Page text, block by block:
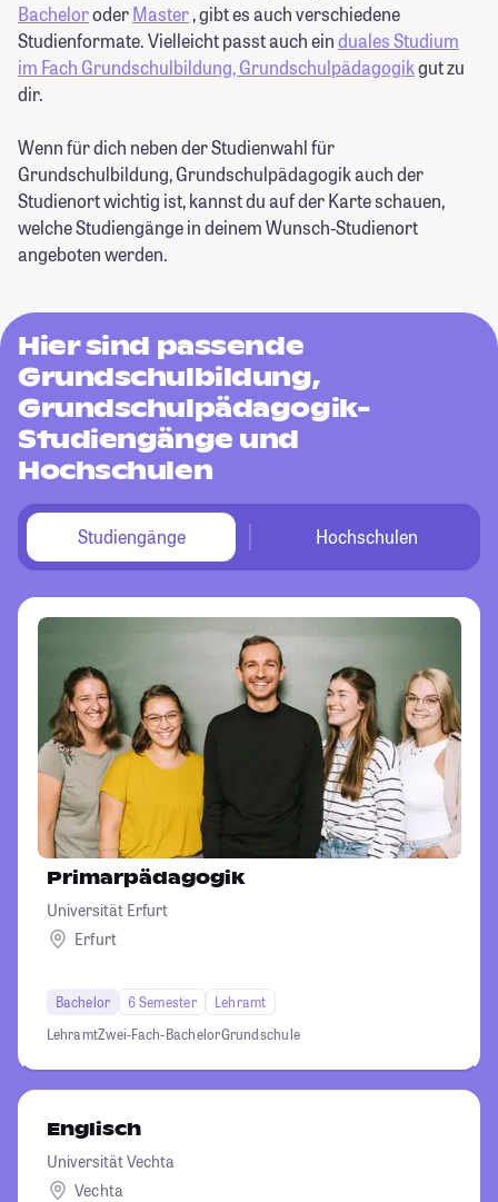
BacheloroderMaster, gibt es auch verschiedene
Studienformate. Vielleicht passt auch einduales Studium
im Fach Grundschulbildung, Grundschulpädagogikgut zu
dir.
Wenn für dich neben der Studienwahl für
Grundschulbildung, Grundschulpädagogik auch der
Studienort wichtig ist, kannst du auf der Karte schauen,
welche Studiengänge in deinem Wunsch-Studienort
angeboten werden.
Hier sind passende
Grundschulbildung,
Grundschulpädagogik-
Studiengänge und
Hochschulen
Studiengänge Hochschulen
Primarpädagogik
Universität Erfurt
Erfurt
Bachelor 6 Semester
Lehramt
LehramtZwei-Fach-BachelorGrundschule
Englisch
Universität Vechta
Vechta